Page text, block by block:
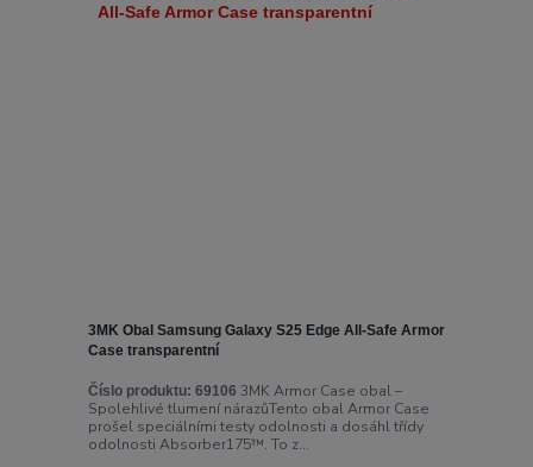
3MK Obal Samsung Galaxy S25 Edge All-Safe Armor
Case transparentní
Číslo produktu: 69106 3MK Armor Case obal –
Spolehlivé tlumení nárazůTento obal Armor Case
prošel speciálními testy odolnosti a dosáhl třídy
odolnosti Absorber175™. To z...